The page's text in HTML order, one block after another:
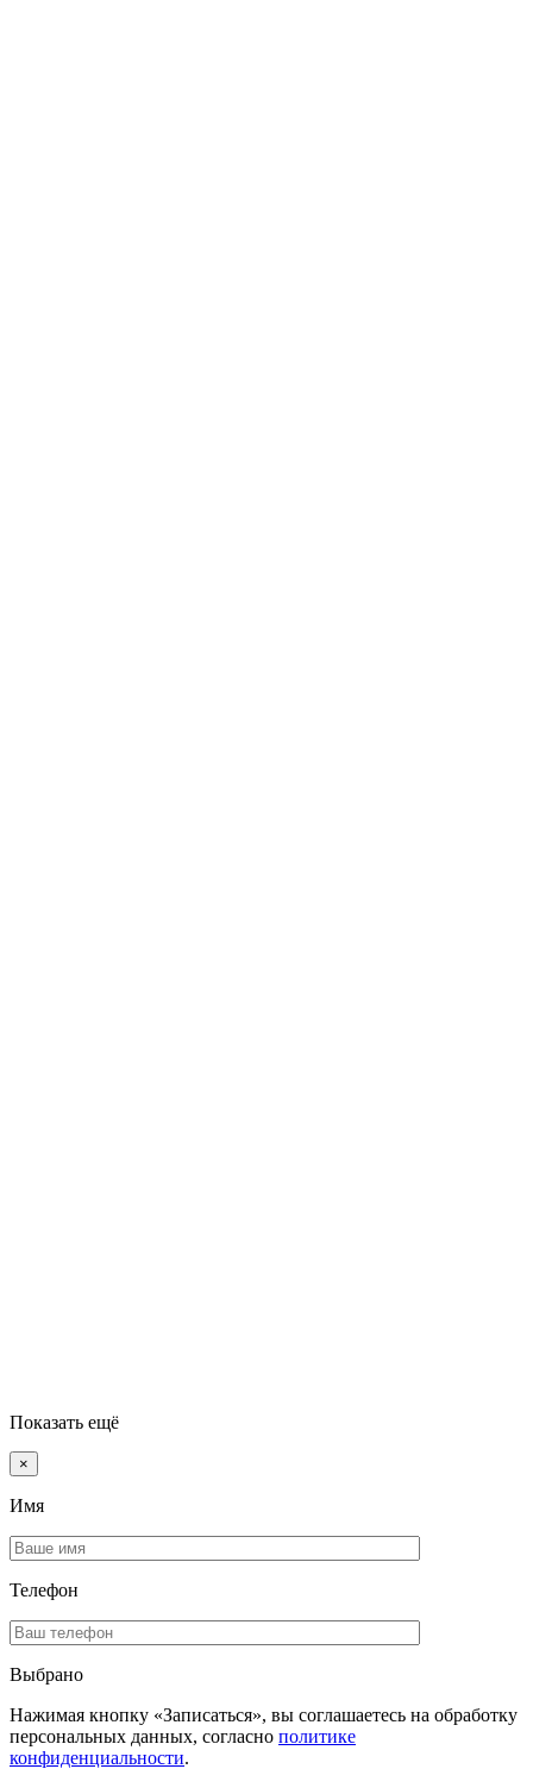
Показать ещё
×
Имя
Телефон
Выбрано
Нажимая кнопку «Записаться», вы соглашаетесь на обработку
персональных данных, согласно политике
конфиденциальности.